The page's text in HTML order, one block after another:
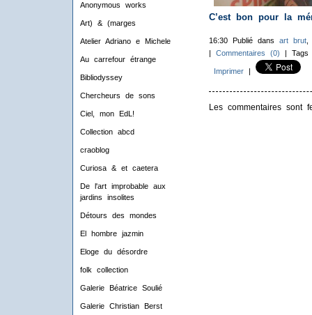
Anonymous works
Art) & (marges
Atelier Adriano e Michele
Au carrefour étrange
Bibliodyssey
Chercheurs de sons
Ciel, mon EdL!
Collection abcd
craoblog
Curiosa & et caetera
De l'art improbable aux
jardins insolites
Détours des mondes
El hombre jazmin
Eloge du désordre
folk collection
Galerie Béatrice Soulié
Galerie Christian Berst
C’est bon pour la
16:30 Publié dans art brut
| Commentaires (0) |
Imprimer|
Les commentaires sont